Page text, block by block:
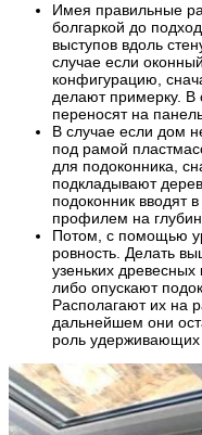
Имея правильные
болгаркой до
выступов вдоль
случае если
конфигурацию,
делают примерку. В
переносят на
В случае если дом
под рамой
для подоконника,
подкладывают
подоконник вводят
профилем на
Потом, с помощью
ровность. Делать
узеньких
либо опускают
Располагают их на
дальнейшем они
роль удерживающих